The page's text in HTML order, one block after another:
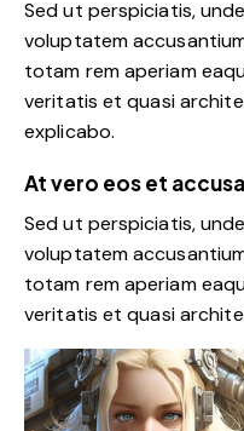
Sed ut perspiciatis,
voluptatem
totam rem aperiam
veritatis et quasi
explicabo.
At vero eos et
Sed ut perspiciatis,
voluptatem
totam rem aperiam
veritatis et quasi